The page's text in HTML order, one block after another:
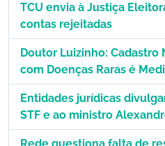
TCU envia à Justiça
contas rejeitadas
Doutor Luizinho: Cadastro
com Doenças Raras é
Entidades jurídicas
STF e ao ministro